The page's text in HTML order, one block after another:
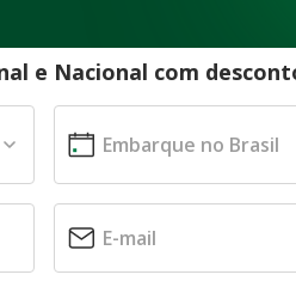
e Nacional com